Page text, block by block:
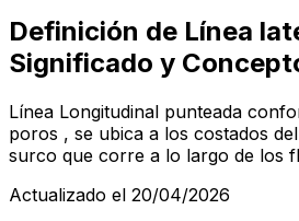
Definición de Línea
Significado y
Línea Longitudinal punteada
poros , se ubica a los costados
surco que corre a lo largo de los
Actualizado el 20/04/2026